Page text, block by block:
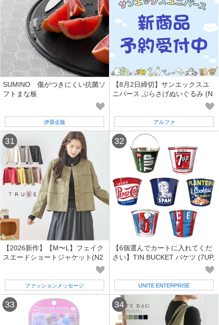
SUMINO 傷がつきにくい抗菌ソ
フトまな板
伊原企販
【8月2日締切】サンエックスユ
ニバース ぶらさげぬいぐるみ (N
アルファ
【2026新作】【M〜L】フェイク
スエードショートジャケット(N2
ファッションメッセージ
【6個選んでカートに入れてくだ
さい】TIN BUCKET バケツ (7UP,
PEPSI,SPAM,PLANTERS,ICEE)
UNITE ENTERPRISE